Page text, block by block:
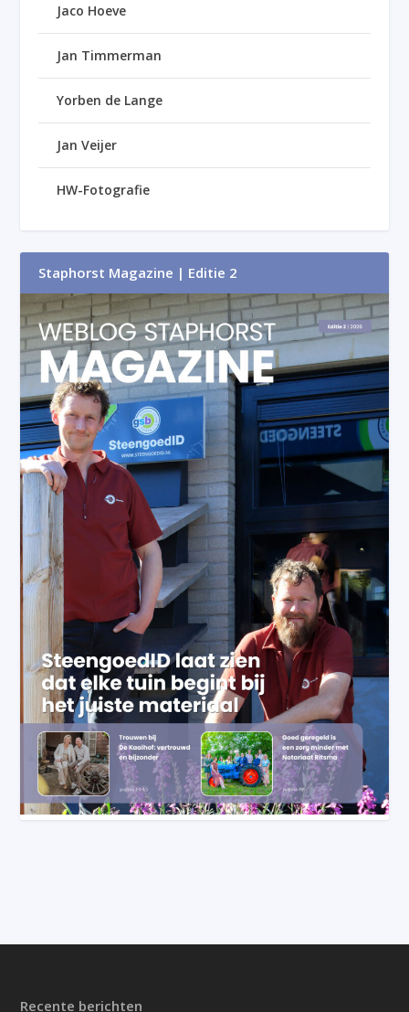
Jaco Hoeve
Jan Timmerman
Yorben de Lange
Jan Veijer
HW-Fotografie
Staphorst Magazine | Editie 2
Recente berichten